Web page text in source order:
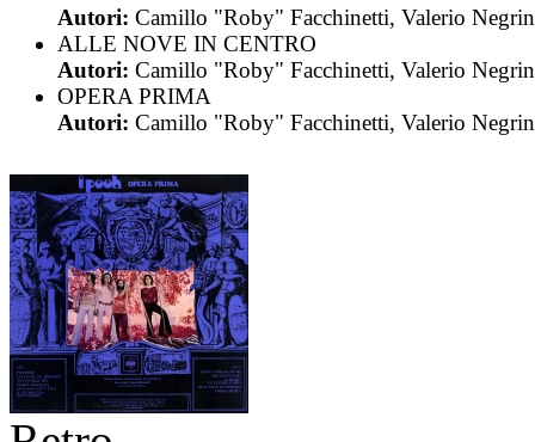
Autori: Camillo "Roby" Facchinetti, Valerio
ALLE NOVE IN CENTRO
Autori: Camillo "Roby" Facchinetti, Valerio
OPERA PRIMA
Autori: Camillo "Roby" Facchinetti, Valerio